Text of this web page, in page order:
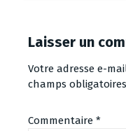
Laisser un
Votre adresse e-
champs
Commentaire *